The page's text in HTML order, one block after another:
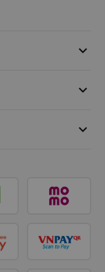
keyboard_arrow_down
keyboard_arrow_down
keyboard_arrow_down